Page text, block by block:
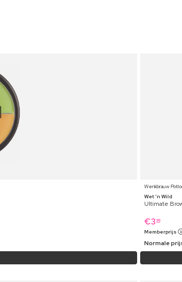
Wenkbrauw
Wet 'n Wild
Ultimate
€3 99
Memberprijs
Normale